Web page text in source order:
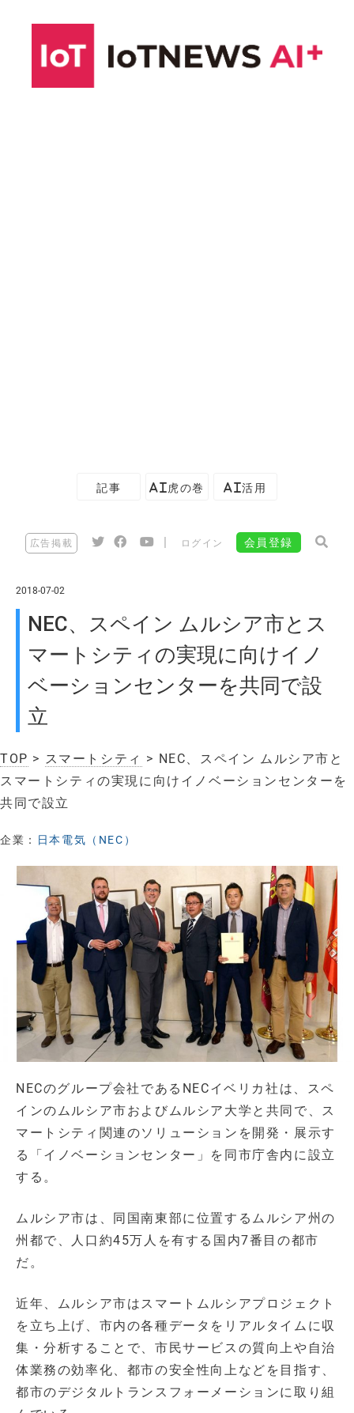
記事 AI虎の巻 AI活用
広告掲載 ログイン 会員登録
2018-07-02
NEC、スペイン ムルシア市とス
マートシティの実現に向けイノ
ベーションセンターを共同で設
立
TOP > スマートシティ > NEC、スペイン ムルシア市と
スマートシティの実現に向けイノベーションセンターを
共同で設立
企業： 日本電気（NEC）
NECのグループ会社であるNECイベリカ社は、スペ
インのムルシア市およびムルシア大学と共同で、ス
マートシティ関連のソリューションを開発・展示す
る「イノベーションセンター」を同市庁舎内に設立
する。
ムルシア市は、同国南東部に位置するムルシア州の
州都で、人口約45万人を有する国内7番目の都市
だ。
近年、ムルシア市はスマートムルシアプロジェクト
を立ち上げ、市内の各種データをリアルタイムに収
集・分析することで、市民サービスの質向上や自治
体業務の効率化、都市の安全性向上などを目指す、
都市のデジタルトランスフォーメーションに取り組